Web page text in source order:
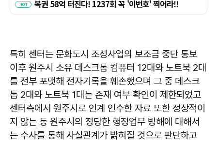
특히 센터는 문화도시 조성사업의 보조금 중단 통보
이후 원주시 소유 데스크톱 컴퓨터 12대와 노트북 2대
를 전부 포맷해 전자기록을 훼손했으며 그 중 데스크
톱 2대와 노트북 1대는 존재 여부 확인이 제한되었고
센터측에서 원주시로 인계 인수한 자료 또한 정상적이
지 않는 등 원주시의 정당한 행정업무 방해에 대해서
는 수사를 통해 사실관계가 밝혀질 것으로 판단하고